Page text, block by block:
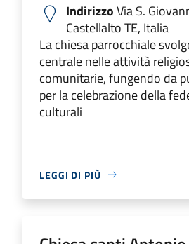
IndirizzoVia S.
Castellalto TE, Italia
La chiesa parrocchiale
centrale nelle attività
comunitarie, fungendo da
per la celebrazione della
culturali
LEGGI DI PIÙ